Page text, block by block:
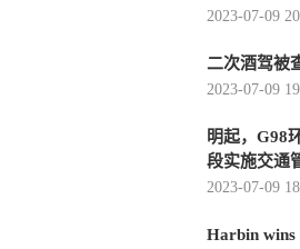
2023-07-09
二次酒驾被
2023-07-09
明起，G98
段实施交通
2023-07-09
Harbin wins